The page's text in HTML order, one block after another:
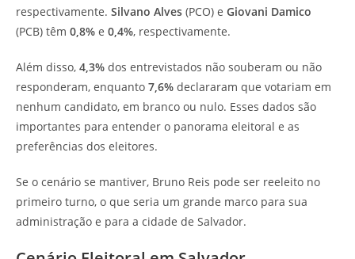
respectivamente. Silvano Alves (PCO) e Giovani Damico
(PCB) têm 0,8% e 0,4%, respectivamente.
Além disso, 4,3% dos entrevistados não souberam ou não
responderam, enquanto 7,6% declararam que votariam em
nenhum candidato, em branco ou nulo. Esses dados são
importantes para entender o panorama eleitoral e as
preferências dos eleitores.
Se o cenário se mantiver, Bruno Reis pode ser reeleito no
primeiro turno, o que seria um grande marco para sua
administração e para a cidade de Salvador.